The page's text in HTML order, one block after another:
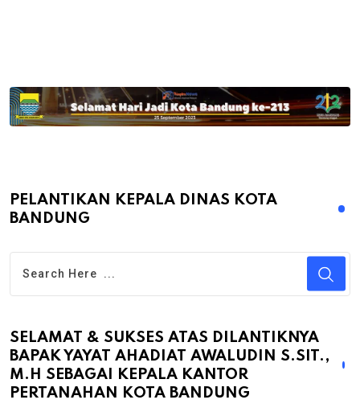
PELANTIKAN KEPALA DINAS KOTA
BANDUNG
SELAMAT & SUKSES ATAS DILANTIKNYA
BAPAK YAYAT AHADIAT AWALUDIN S.SIT.,
M.H SEBAGAI KEPALA KANTOR
PERTANAHAN KOTA BANDUNG